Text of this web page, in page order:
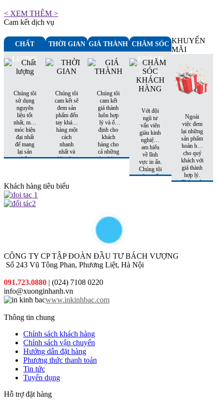
< XEM THÊM >
Cam kết dịch vụ
CHẤT
LƯỢNG
Chúng tôi
sử dụng
nguyên
liệu tốt
nhất, máy
móc hiện
đại nhất
để mang
lại sản
phẩm
hàng
THỜI GIAN
Chúng tôi
cam kết sẽ
đem sản
phẩm đến
tay khách
hàng một
cách
nhanh
nhất và
đúng hẹn
GIÁ THÀNH
Chúng tôi
cam kết
giá thành
luôn hợp
lý và ổn
định cho
khách
hàng cho
cả những
đơn hàng
CHĂM SÓC
KHÁCH
HÀNG
Với đội
ngũ tư
vấn viên
giàu kinh
nghiệm,
am hiểu
về lĩnh
vực in ấn.
Chúng tôi
sẽ tư vấn
KHUYẾN
MÃI
Ngoài
việc đem
lại những
sản phẩm
hoàn hảo
cho quý
khách với
giá thành
hợp lý.
Chúng tôi
Khách hàng tiêu biểu
CÔNG TY CP TẬP ĐOÀN ĐẦU TƯ BÁCH VƯỢNG
Số 243 Vũ Tông Phan, Phương Liệt, Hà Nội
091.723.0880 | (024) 7108 0220
info@xuonginhanh.vn
www.inkinhbac.com
Thông tin chung
Chính sách khách hàng
Chính sách vận chuyển
Hướng dẫn đặt hàng
Phương thức thanh toán
Tin tức
Tuyển dụng
Hỗ trợ đặt hàng